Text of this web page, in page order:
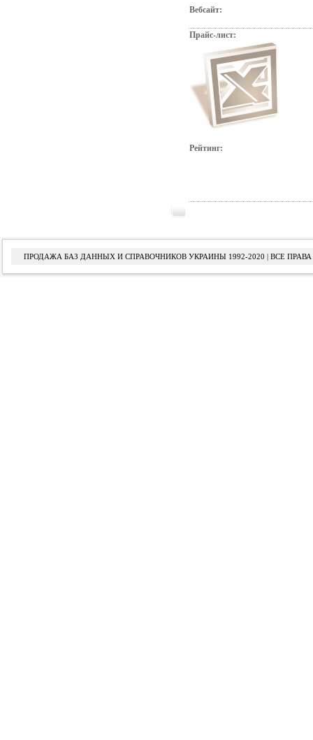
Вебсайт:
Прайс-лист:
Рейтинг:
ПРОДАЖА БАЗ ДАННЫХ И СПРАВОЧНИКОВ УКРАИНЫ 1992-2020 | ВСЕ